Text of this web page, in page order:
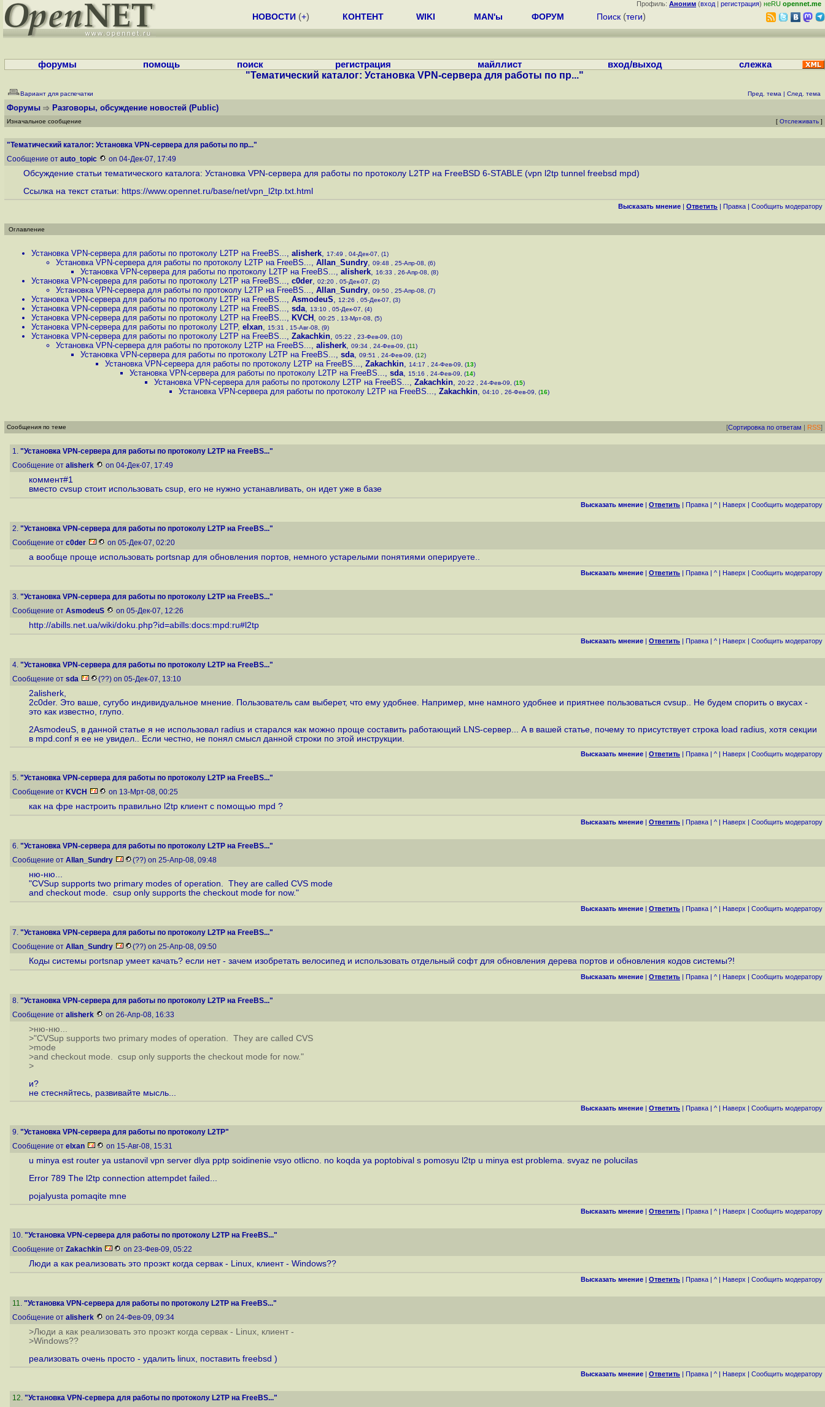
Профиль: Аноним (вход | регистрация) неRU opennet.me
НОВОСТИ (+) КОНТЕНТ WIKI MAN'ы ФОРУМ Поиск (теги)
форумы помощь поиск регистрация майллист вход/выход слежка
"Тематический каталог: Установка VPN-сервера для работы по пр..."
Вариант для распечатки Пред. тема | След. тема
Форумы Разговоры, обсуждение новостей (Public)
Изначальное сообщение [ Отслеживать ]
"Тематический каталог: Установка VPN-сервера для работы по пр..."
Сообщение от auto_topic on 04-Дек-07, 17:49
Обсуждение статьи тематического каталога: Установка VPN-сервера для работы по протоколу L2TP на FreeBSD 6-STABLE (vpn l2tp tunnel freebsd mpd)
Ссылка на текст статьи: https://www.opennet.ru/base/net/vpn_l2tp.txt.html
Высказать мнение | Ответить | Правка | Cообщить модератору
Оглавление
Установка VPN-сервера для работы по протоколу L2TP на FreeBS..., alisherk, 17:49 , 04-Дек-07, (1)
Установка VPN-сервера для работы по протоколу L2TP на FreeBS..., Allan_Sundry, 09:48 , 25-Апр-08, (6)
Установка VPN-сервера для работы по протоколу L2TP на FreeBS..., alisherk, 16:33 , 26-Апр-08, (8)
Установка VPN-сервера для работы по протоколу L2TP на FreeBS..., c0der, 02:20 , 05-Дек-07, (2)
Установка VPN-сервера для работы по протоколу L2TP на FreeBS..., Allan_Sundry, 09:50 , 25-Апр-08, (7)
Установка VPN-сервера для работы по протоколу L2TP на FreeBS..., AsmodeuS, 12:26 , 05-Дек-07, (3)
Установка VPN-сервера для работы по протоколу L2TP на FreeBS..., sda, 13:10 , 05-Дек-07, (4)
Установка VPN-сервера для работы по протоколу L2TP на FreeBS..., KVCH , 00:25 , 13-Мрт-08, (5)
Установка VPN-сервера для работы по протоколу L2TP, elxan, 15:31 , 15-Авг-08, (9)
Установка VPN-сервера для работы по протоколу L2TP на FreeBS..., Zakachkin, 05:22 , 23-Фев-09, (10)
Установка VPN-сервера для работы по протоколу L2TP на FreeBS..., alisherk, 09:34 , 24-Фев-09, (11)
Установка VPN-сервера для работы по протоколу L2TP на FreeBS..., sda, 09:51 , 24-Фев-09, (12)
Установка VPN-сервера для работы по протоколу L2TP на FreeBS..., Zakachkin, 14:17 , 24-Фев-09, (13)
Установка VPN-сервера для работы по протоколу L2TP на FreeBS..., sda, 15:16 , 24-Фев-09, (14)
Установка VPN-сервера для работы по протоколу L2TP на FreeBS..., Zakachkin, 20:22 , 24-Фев-09, (15)
Установка VPN-сервера для работы по протоколу L2TP на FreeBS..., Zakachkin, 04:10 , 26-Фев-09, (16)
Сообщения по теме [Сортировка по ответам | RSS]
1. "Установка VPN-сервера для работы по протоколу L2TP на FreeBS..."
Сообщение от alisherk on 04-Дек-07, 17:49
коммент#1
вместо cvsup стоит использовать csup, его не нужно устанавливать, он идет уже в базе
Высказать мнение | Ответить | Правка | ^ | Наверх | Cообщить модератору
2. "Установка VPN-сервера для работы по протоколу L2TP на FreeBS..."
Сообщение от c0der on 05-Дек-07, 02:20
а вообще проще использовать portsnap для обновления портов, немного устарелыми понятиями оперируете..
Высказать мнение | Ответить | Правка | ^ | Наверх | Cообщить модератору
3. "Установка VPN-сервера для работы по протоколу L2TP на FreeBS..."
Сообщение от AsmodeuS on 05-Дек-07, 12:26
http://abills.net.ua/wiki/doku.php?id=abills:docs:mpd:ru#l2tp
Высказать мнение | Ответить | Правка | ^ | Наверх | Cообщить модератору
4. "Установка VPN-сервера для работы по протоколу L2TP на FreeBS..."
Сообщение от sda (??) on 05-Дек-07, 13:10
2alisherk,
2c0der. Это ваше, сугубо индивидуальное мнение. Пользователь сам выберет, что ему удобнее. Например, мне намного удобнее и приятнее пользоваться cvsup.. Не будем спорить о вкусах -
это как известно, глупо.
2AsmodeuS, в данной статье я не использовал radius и старался как можно проще составить работающий LNS-сервер... А в вашей статье, почему то присутствует строка load radius, хотя секции
в mpd.conf я ее не увидел.. Если честно, не понял смысл данной строки по этой инструкции.
Высказать мнение | Ответить | Правка | ^ | Наверх | Cообщить модератору
5. "Установка VPN-сервера для работы по протоколу L2TP на FreeBS..."
Сообщение от KVCH on 13-Мрт-08, 00:25
как на фре настроить правильно l2tp клиент с помощью mpd ?
Высказать мнение | Ответить | Правка | ^ | Наверх | Cообщить модератору
6. "Установка VPN-сервера для работы по протоколу L2TP на FreeBS..."
Сообщение от Allan_Sundry (??) on 25-Апр-08, 09:48
ню-ню...
"CVSup supports two primary modes of operation. They are called CVS mode
and checkout mode. csup only supports the checkout mode for now."
Высказать мнение | Ответить | Правка | ^ | Наверх | Cообщить модератору
7. "Установка VPN-сервера для работы по протоколу L2TP на FreeBS..."
Сообщение от Allan_Sundry (??) on 25-Апр-08, 09:50
Коды системы portsnap умеет качать? если нет - зачем изобретать велосипед и использовать отдельный софт для обновления дерева портов и обновления кодов системы?!
Высказать мнение | Ответить | Правка | ^ | Наверх | Cообщить модератору
8. "Установка VPN-сервера для работы по протоколу L2TP на FreeBS..."
Сообщение от alisherk on 26-Апр-08, 16:33
>ню-ню...
>"CVSup supports two primary modes of operation. They are called CVS
>mode
>and checkout mode. csup only supports the checkout mode for now."
>
и?
не стесняйтесь, развивайте мысль...
Высказать мнение | Ответить | Правка | ^ | Наверх | Cообщить модератору
9. "Установка VPN-сервера для работы по протоколу L2TP"
Сообщение от elxan on 15-Авг-08, 15:31
u minya est router ya ustanovil vpn server dlya pptp soidinenie vsyo otlicno. no koqda ya poptobival s pomosyu l2tp u minya est problema. svyaz ne polucilas
Error 789 The l2tp connection attempdet failed...
pojalyusta pomaqite mne
Высказать мнение | Ответить | Правка | ^ | Наверх | Cообщить модератору
10. "Установка VPN-сервера для работы по протоколу L2TP на FreeBS..."
Сообщение от Zakachkin on 23-Фев-09, 05:22
Люди а как реализовать это проэкт когда сервак - Linux, клиент - Windows??
Высказать мнение | Ответить | Правка | ^ | Наверх | Cообщить модератору
11. "Установка VPN-сервера для работы по протоколу L2TP на FreeBS..."
Сообщение от alisherk on 24-Фев-09, 09:34
>Люди а как реализовать это проэкт когда сервак - Linux, клиент -
>Windows??
реализовать очень просто - удалить linux, поставить freebsd )
Высказать мнение | Ответить | Правка | ^ | Наверх | Cообщить модератору
12. "Установка VPN-сервера для работы по протоколу L2TP на FreeBS..."